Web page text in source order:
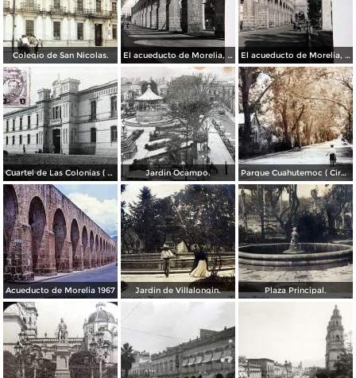
Colegio de San Nicolas. El acueducto de Morelia, Michoacán El acueducto de Morelia, Michoacán
Cuartel de Las Colonias ( Circulada el 1 de Abril de 1921 ). Jardin Ocampo. Parque Cuahutemoc ( Circulada el 24 de Junio de 1938 ).
Acueducto de Morelia 1967 Jardin de Villalongin. Plaza Principal.